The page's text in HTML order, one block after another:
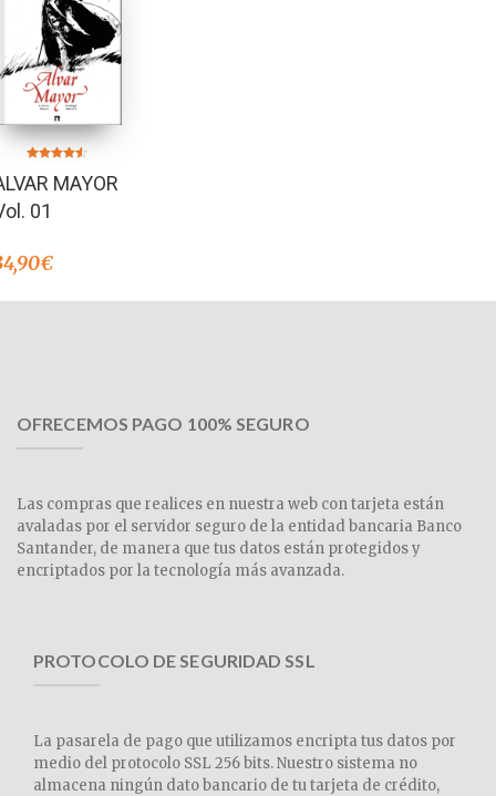
4.50
de 5
MAYOR
01
€
OFRECEMOS PAGO 100% SEGURO
Las compras que realices en nuestra web con tarjeta están
avaladas por el servidor seguro de la entidad bancaria Banco
Santander, de manera que tus datos están protegidos y
encriptados por la tecnología más avanzada.
PROTOCOLO DE SEGURIDAD SSL
La pasarela de pago que utilizamos encripta tus datos por
medio del protocolo SSL 256 bits. Nuestro sistema no
almacena ningún dato bancario de tu tarjeta de crédito,